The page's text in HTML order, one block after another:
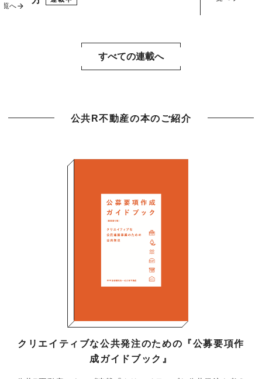
覧へ
すべての連載へ
公共R不動産の本のご紹介
クリエイティブな公共発注のための『公募要項作
成ガイドブック』